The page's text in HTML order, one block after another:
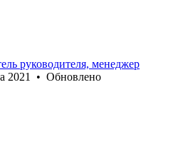
руководителя, менеджер
2021 • Обновлено